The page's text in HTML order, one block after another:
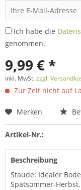
Ich habe die
genommen.
9,99 € *
inkl. MwSt.zzgl.
Zur Zeit nicht auf
Merken
Artikel-Nr.:
Beschreibung
Staude: Idealer
Spätsommer-